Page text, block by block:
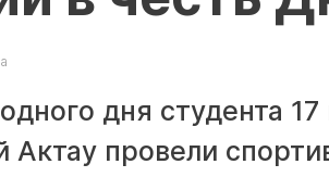
дня студента
Актау провели